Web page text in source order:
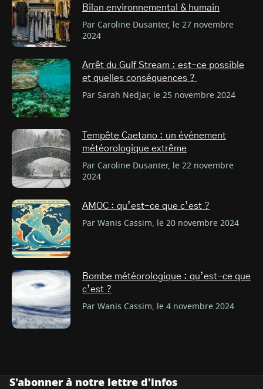
Bilan environnemental & humain
Par Caroline Dusanter, le 27 novembre
2024
Arrêt du Gulf Stream : est-ce possible
et quelles conséquences ?
Par Sarah Nedjar, le 25 novembre 2024
Tempête Caetano : un événement
météorologique extrême
Par Caroline Dusanter, le 22 novembre
2024
AMOC : qu’est-ce que c’est ?
Par Wanis Cassim, le 20 novembre 2024
Bombe météorologique : qu’est-ce que
c’est ?
Par Wanis Cassim, le 4 novembre 2024
S'abonner à notre lettre d'infos